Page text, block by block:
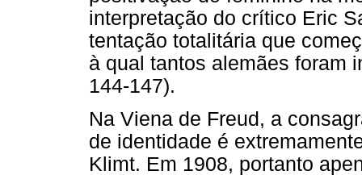
interpretação do crítico Eric
tentação totalitária que
à qual tantos alemães foram
144-147).
Na Viena de Freud, a
de identidade é
Klimt. Em 1908, portanto